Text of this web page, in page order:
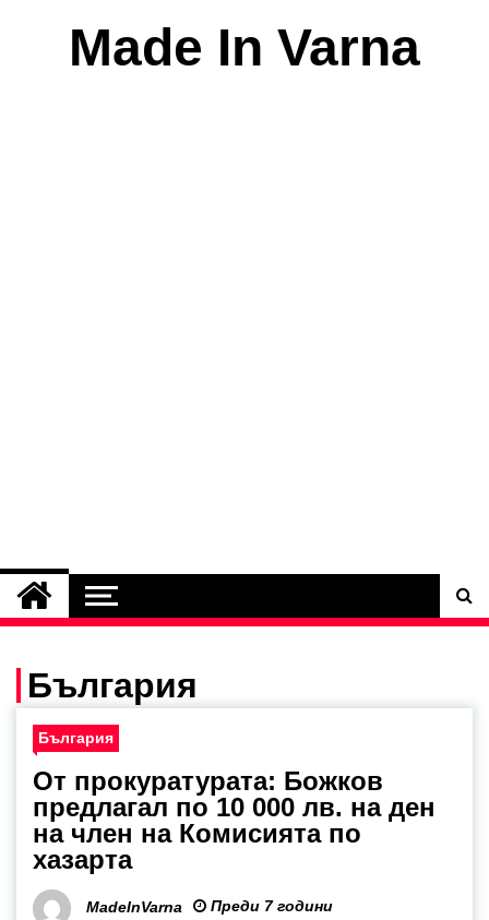
Made In Varna
България
България
От прокуратурата: Божков
предлагал по 10 000 лв. на ден
на член на Комисията по
хазарта
MadeInVarna Преди 7 години